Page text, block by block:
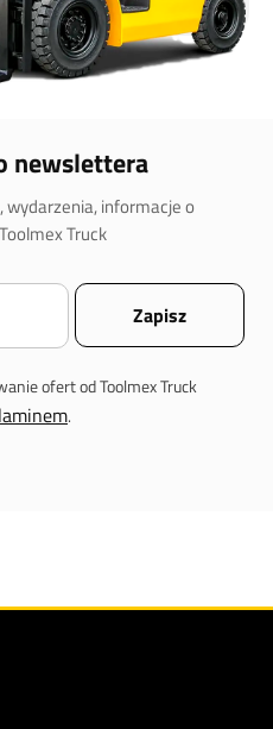
newslettera
informacje o
Truck
ofert od Toolmex Truck
.